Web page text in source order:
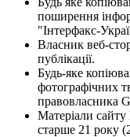
поширення
"Інтерфакс-
Власник веб-
публікації.
Будь-яке
фотографічних
правовласника
Матеріали сайту
старше 21 року